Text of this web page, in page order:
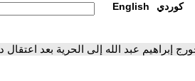
English كوردي
عبد الله إلى الحرية بعد اعتقال دام 41 عاماً | 2025-